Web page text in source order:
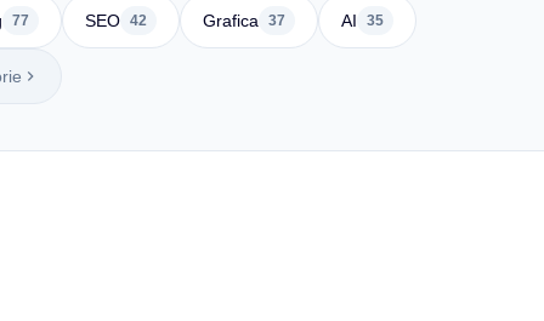
77 SEO 42 Grafica 37 AI 35